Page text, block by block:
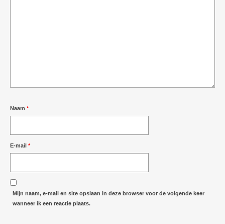
Naam *
E-mail *
Mijn naam, e-mail en site opslaan in deze browser voor de volgende keer
wanneer ik een reactie plaats.